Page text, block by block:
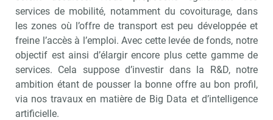
services de mobilité, notamment du covoiturage, dans
les zones où l’offre de transport est peu développée et
freine l’accès à l’emploi. Avec cette levée de fonds, notre
objectif est ainsi d’élargir encore plus cette gamme de
services. Cela suppose d’investir dans la R&D, notre
ambition étant de pousser la bonne offre au bon profil,
via nos travaux en matière de Big Data et d’intelligence
artificielle.